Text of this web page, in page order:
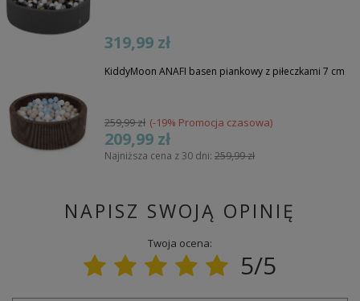
319,99 zł
KiddyMoon ANAFI basen piankowy z piłeczkami 7 cm
259,99 zł (-19% Promocja czasowa)
209,99 zł
Najniższa cena z 30 dni: 259,99 zł
NAPISZ SWOJĄ OPINIĘ
Twoja ocena:
5/5